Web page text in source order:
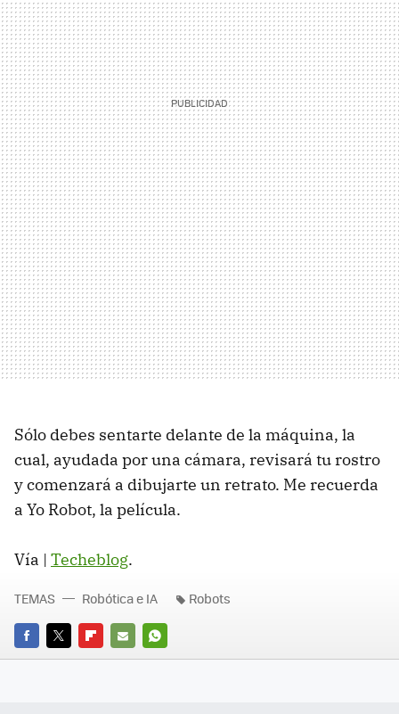
Sólo debes sentarte delante de la máquina, la
cual, ayudada por una cámara, revisará tu rostro
y comenzará a dibujarte un retrato. Me recuerda
a Yo Robot, la película.
Vía | Techeblog.
FACEBOOK
TWITTERFLIPBOARD
E-
WHATSAPP
TEMAS Robótica e IA Robots